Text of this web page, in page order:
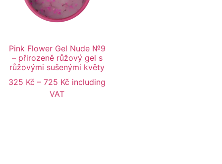
Pink Flower Gel Nude №9
– přirozeně růžový gel s
růžovými sušenými květy
325 Kč – 725 Kč including
VAT